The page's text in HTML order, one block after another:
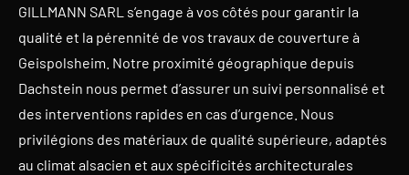
GILLMANN SARL s’engage à vos côtés pour garantir la
qualité et la pérennité de vos travaux de couverture à
Geispolsheim. Notre proximité géographique depuis
Dachstein nous permet d’assurer un suivi personnalisé et
des interventions rapides en cas d’urgence. Nous
privilégions des matériaux de qualité supérieure, adaptés
au climat alsacien et aux spécificités architecturales